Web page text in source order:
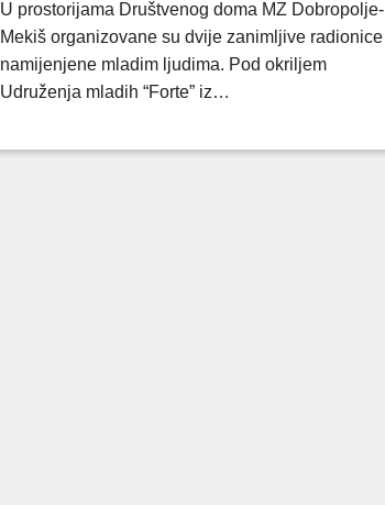
U prostorijama Društvenog doma MZ Dobropolje-
Mekiš organizovane su dvije zanimljive radionice
namijenjene mladim ljudima. Pod okriljem
Udruženja mladih “Forte” iz…